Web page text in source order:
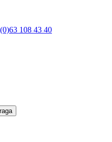
108 43 40